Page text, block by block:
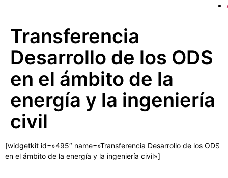
Transferencia
Desarrollo de los ODS
en el ámbito de la
energía y la ingeniería
civil
[widgetkit id=»495″ name=»Transferencia Desarrollo de los ODS
en el ámbito de la energía y la ingeniería civil»]